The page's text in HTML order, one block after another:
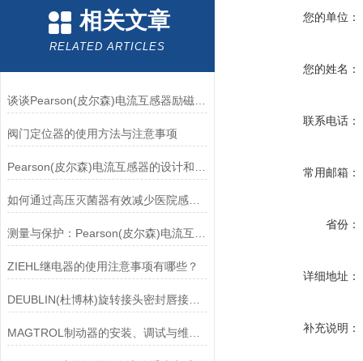
相关文章
RELATED ARTICLES
谈谈Pearson(皮尔森)电流互感器励磁特性试验的目的
阀门定位器的使用方法与注意事项
如何通过高压灭菌器有效减少医院感染风险？
ZIEHL继电器的使用注意事项有哪些？
DEUBLIN(杜博林)旋转接头密封唇接觖宽度和负载
您的单位：
您的姓名：
联系电话：
常用邮箱：
省份：
详细地址：
补充说明：